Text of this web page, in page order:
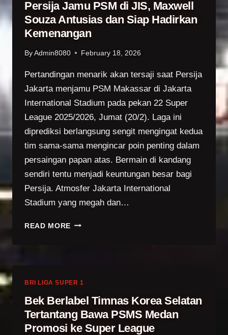
ATAS
RATCHABURI
FC
TETAP
ACL
2:
SUDAH
BERJUANG
Persija Jamu PSM di JIS, Maxwell
Souza Antusias dan Siap Hadirkan
Kemenangan
ByAdmin8080 February 18, 2026
Pertandingan menarik akan tersaji saat Persija
Jakarta menjamu PSM Makassar di Jakarta
International Stadium pada pekan 22 Super
League 2025/2026, Jumat (20/2). Laga ini
diprediksi berlangsung sengit mengingat kedua
tim sama-sama mengincar poin penting dalam
persaingan papan atas. Bermain di kandang
sendiri tentu menjadi keuntungan besar bagi
Persija. Atmosfer Jakarta International
Stadium yang megah dan…
READ MORE PERSIJA
MAXWELL
ANTUSIAS
DAN
SIAP
BRI LIGA SUPER 1
Bek Berlabel Timnas Korea Selatan
Tertantang Bawa PSMS Medan
Promosi ke Super League